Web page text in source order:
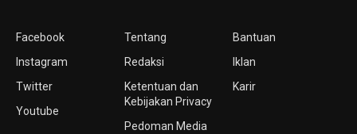
Facebook
Instagram
Twitter
Youtube
Tentang
Redaksi
Ketentuan dan
Kebijakan Privacy
Pedoman Media
Bantuan
Iklan
Karir